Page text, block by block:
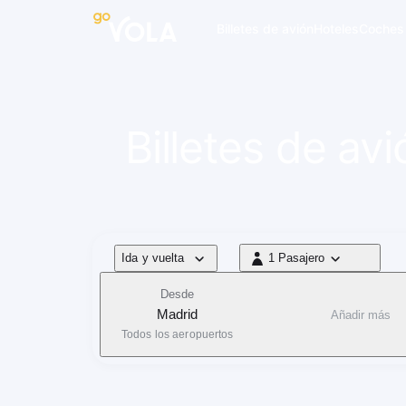
Tipo de vuelo
Ida y vuelta 1 Pasajero
1 Pasajero
Desde
Madrid
Todos los aeropuertos
Añadir más